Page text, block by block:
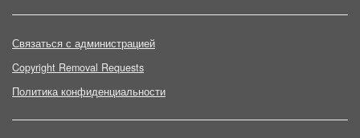
Связаться с администрацией
Copyright Removal Requests
Политика конфиденциальности